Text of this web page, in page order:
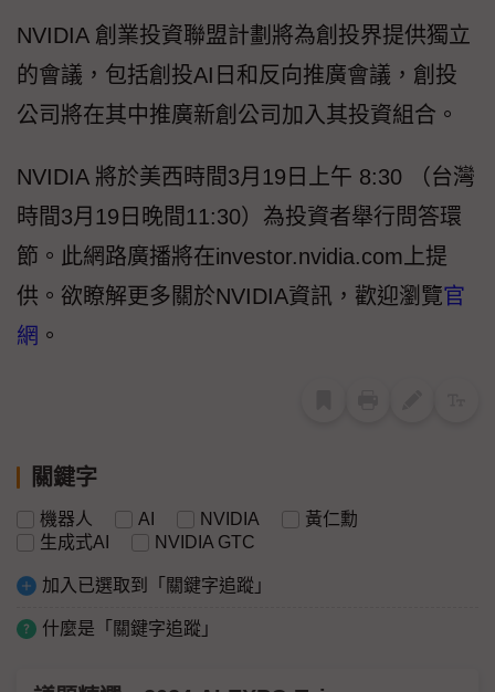
NVIDIA 創業投資聯盟計劃將為創投界提供獨立
的會議，包括創投AI日和反向推廣會議，創投
公司將在其中推廣新創公司加入其投資組合。
NVIDIA 將於美西時間3月19日上午 8:30 （台灣
時間3月19日晚間11:30）為投資者舉行問答環
節。此網路廣播將在investor.nvidia.com上提
供。欲瞭解更多關於NVIDIA資訊，歡迎瀏覽官
網 。
關鍵字
機器人 AI NVIDIA
黃仁勳
生成式AI
NVIDIA GTC
加入已選取到「關鍵字追蹤」
什麼是「關鍵字追蹤」